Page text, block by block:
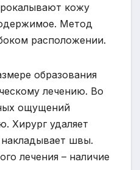
кожу
Метод
расположении.
образования
лечению. Во
ощущений
Хирург удаляет
швы.
лечения – наличие